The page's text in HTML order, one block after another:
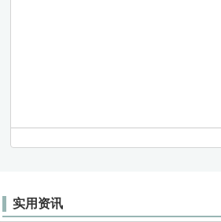
实用资讯